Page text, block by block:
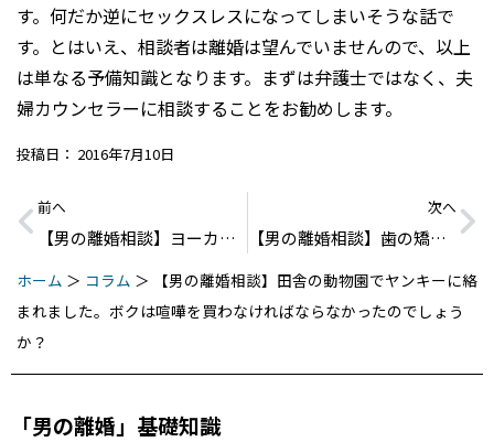
す。何だか逆にセックスレスになってしまいそうな話で
す。とはいえ、相談者は離婚は望んでいませんので、以上
は単なる予備知識となります。まずは弁護士ではなく、夫
婦カウンセラーに相談することをお勧めします。
投稿日： 2016年7月10日
前へ
【男の離婚相談】ヨーカドーの下着売り場の女性に一目惚れしました。でも彼女は既婚者で子供もいます。プラトニックラブなら不貞行為にはならないですよね？
次へ
【男の離婚相談】歯の矯正を皮切りに妻が美に取り憑かれてしまいました。もうこの生活に耐えられません…。
ホーム ＞ コラム ＞
【男の離婚相談】田舎の動物園でヤンキーに絡
まれました。ボクは喧嘩を買わなければならなかったのでしょう
か？
「男の離婚」基礎知識